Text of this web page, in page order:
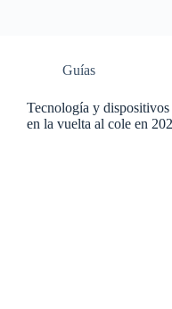
Guías
Tecnología y
en la vuelta al cole en